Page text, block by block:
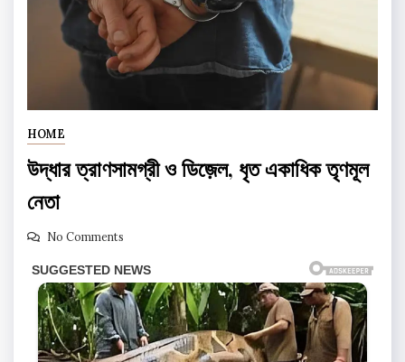
HOME
উদ্ধার ত্রাণসামগ্রী ও ডিজ়েল, ধৃত একাধিক তৃণমূল
নেতা
No Comments